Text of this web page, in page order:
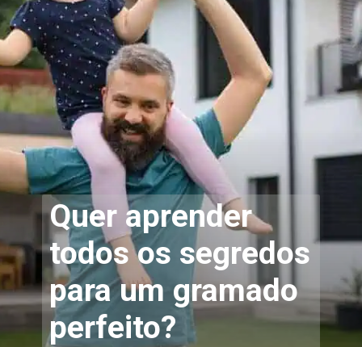
Quer aprender
todos os segredos
para um gramado
perfeito?